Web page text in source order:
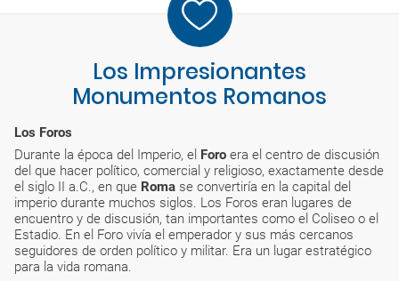
Los Impresionantes
Monumentos Romanos
Los Foros
Durante la época del Imperio, el Foro era el centro de discusión
del que hacer político, comercial y religioso, exactamente desde
el siglo II a.C., en que Roma se convertiría en la capital del
imperio durante muchos siglos. Los Foros eran lugares de
encuentro y de discusión, tan importantes como el Coliseo o el
Estadio. En el Foro vivía el emperador y sus más cercanos
seguidores de orden político y militar. Era un lugar estratégico
para la vida romana.